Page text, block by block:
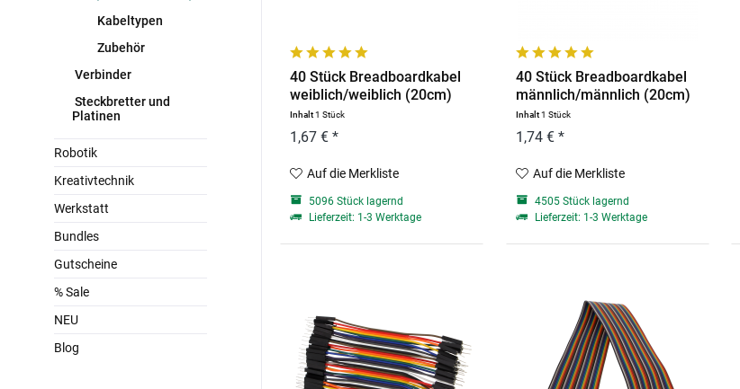
Kabeltypen
Zubehör
Verbinder
Steckbretter und
Platinen
Robotik
Kreativtechnik
Werkstatt
Bundles
Gutscheine
% Sale
NEU
Blog
40 Stück Breadboardkabel
weiblich/weiblich (20cm)
Inhalt1 Stück
1,67 € *
Auf die Merkliste
5096 Stück lagernd
Lieferzeit: 1-3 Werktage
40 Stück Breadboardkabel
männlich/männlich (20cm)
Inhalt1 Stück
1,74 € *
Auf die Merkliste
4505 Stück lagernd
Lieferzeit: 1-3 Werktage